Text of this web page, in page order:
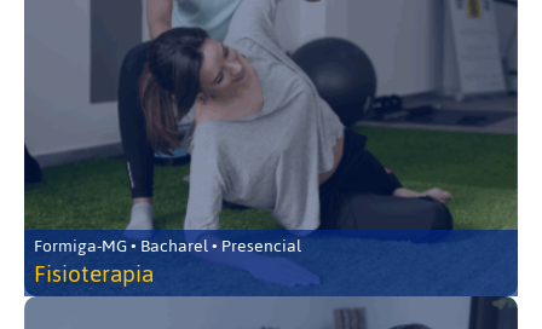
Formiga-MG • Bacharel • Presencial
Fisioterapia